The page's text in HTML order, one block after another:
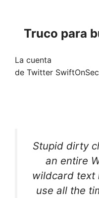
Truco para
La cuenta
de Twitter
Stupid dirty
an entire
wildcard text
use all the